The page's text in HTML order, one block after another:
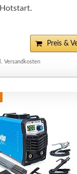
Preis &
Versandkosten